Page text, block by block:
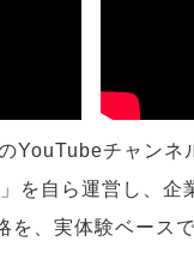
YouTubeチャンネ
を自ら運営し、企
を、実体験ベース